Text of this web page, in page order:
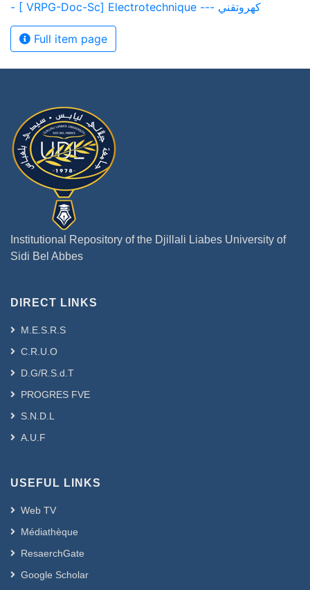
- [ VRPG-Doc-Sc] Electrotechnique --- كهروتقني
Full item page
Institutional Repository of the Djillali Liabes University of
Sidi Bel Abbes
DIRECT LINKS
M.E.S.R.S
C.R.U.O
D.G/R.S.d.T
PROGRES FVE
S.N.D.L
A.U.F
USEFUL LINKS
Web TV
Médiathèque
ResaerchGate
Google Scholar